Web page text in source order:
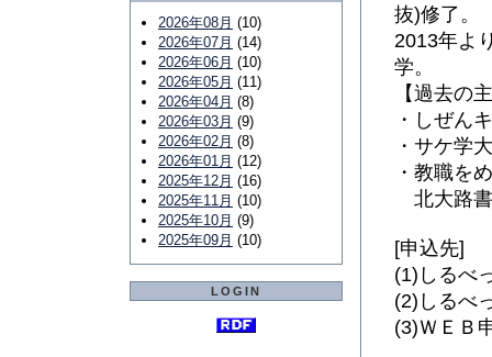
2026年08月 (10)
2026年07月 (14)
2026年06月 (10)
2026年05月 (11)
2026年04月 (8)
2026年03月 (9)
2026年02月 (8)
2026年01月 (12)
2025年12月 (16)
2025年11月 (10)
2025年10月 (9)
2025年09月 (10)
LOGIN
抜)修了。
2013年よ
学。
【過去の
・しぜん
・サケ学
・教職を
北大路
[申込先]
(1)しるべ
(2)しるべ
(3)ＷＥＢ